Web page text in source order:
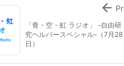
「青・空・虹 ラジオ」 -自由研
究ヘルパースペシャル-（7月28
日）
